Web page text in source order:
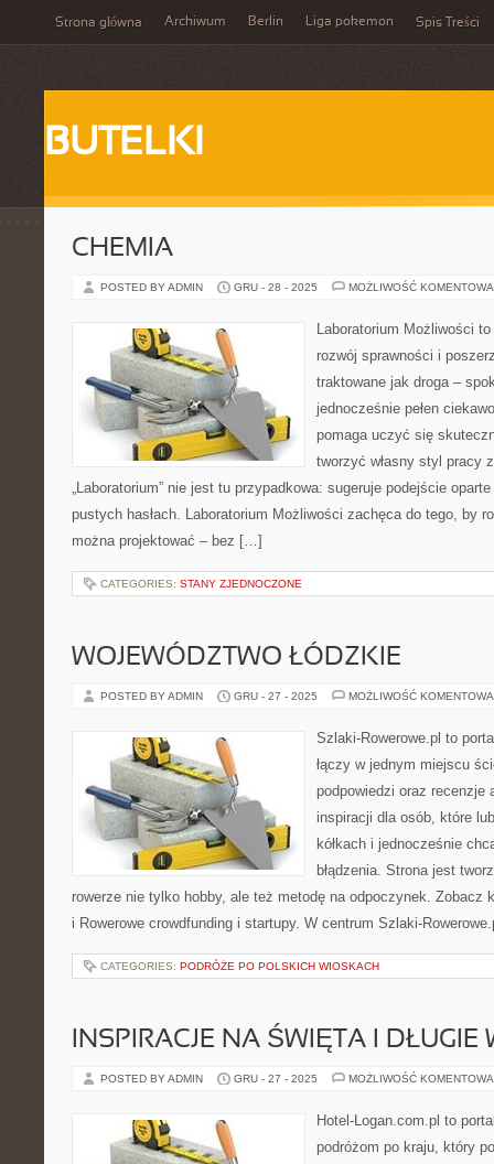
Strona główna Archiwum Berlin Liga pokemon Spis Treści
BUTELKI
CHEMIA
POSTED BY ADMIN GRU - 28 - 2025 MOŻLIWOŚĆ
Laboratorium Możliwości
rozwój sprawności i
traktowane jak droga –
jednocześnie pełen
pomaga uczyć się
tworzyć własny styl pracy
„Laboratorium” nie jest tu przypadkowa: sugeruje podejście
pustych hasłach. Laboratorium Możliwości zachęca do tego, by
można projektować – bez […]
CATEGORIES: STANY ZJEDNOCZONE
WOJEWÓDZTWO ŁÓDZKIE
POSTED BY ADMIN GRU - 27 - 2025 MOŻLIWOŚĆ
Szlaki-Rowerowe.pl to
łączy w jednym miejscu
podpowiedzi oraz recenzje
inspiracji dla osób, które
kółkach i jednocześnie
błądzenia. Strona jest
rowerze nie tylko hobby, ale też metodę na odpoczynek. Zobacz
i Rowerowe crowdfunding i startupy. W centrum Szlaki-
CATEGORIES: PODRÓŻE PO POLSKICH WIOSKACH
INSPIRACJE NA ŚWIĘTA I DŁUGIE
POSTED BY ADMIN GRU - 27 - 2025 MOŻLIWOŚĆ
Hotel-Logan.com.pl to
podróżom po kraju, który